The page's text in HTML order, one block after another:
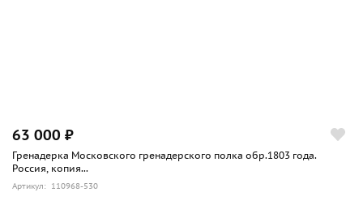
63 000 ₽
Гренадерка Московского гренадерского полка обр.1803 года.
Россия, копия...
Артикул: 110968-530